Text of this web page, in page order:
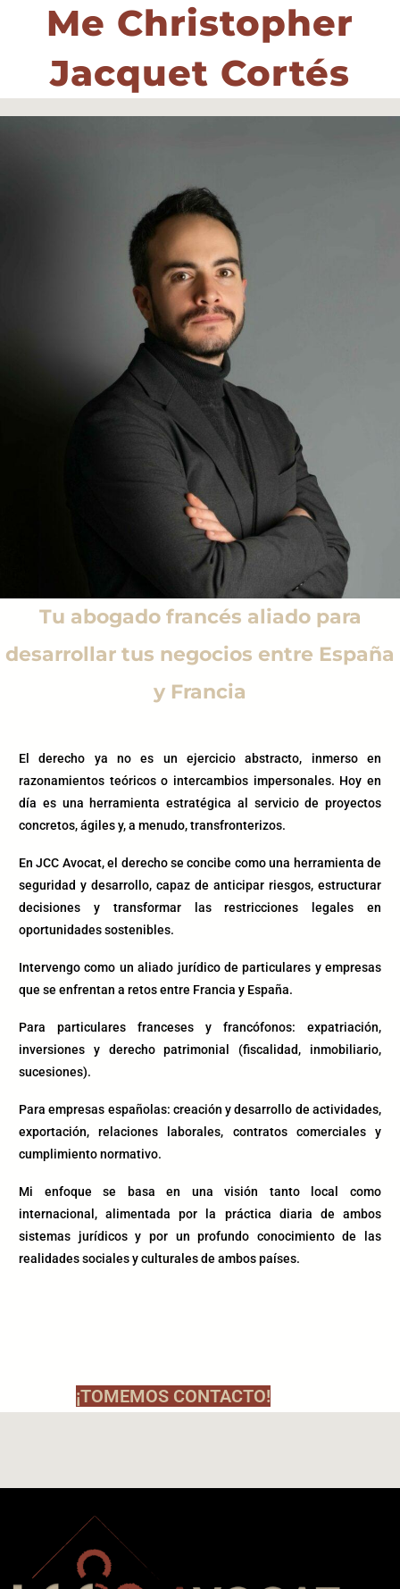
Me Christopher
Jacquet Cortés
Tu abogado francés aliado para
desarrollar tus negocios entre España
y Francia
El derecho ya no es un ejercicio abstracto, inmerso en
razonamientos teóricos o intercambios impersonales. Hoy en
día es una herramienta estratégica al servicio de proyectos
concretos, ágiles y, a menudo, transfronterizos.
En JCC Avocat, el derecho se concibe como una herramienta de
seguridad y desarrollo, capaz de anticipar riesgos, estructurar
decisiones y transformar las restricciones legales en
oportunidades sostenibles.
Intervengo como un aliado jurídico de particulares y empresas
que se enfrentan a retos entre Francia y España.
Para particulares franceses y francófonos: expatriación,
inversiones y derecho patrimonial (fiscalidad, inmobiliario,
sucesiones).
Para empresas españolas: creación y desarrollo de actividades,
exportación, relaciones laborales, contratos comerciales y
cumplimiento normativo.
Mi enfoque se basa en una visión tanto local como
internacional, alimentada por la práctica diaria de ambos
sistemas jurídicos y por un profundo conocimiento de las
realidades sociales y culturales de ambos países.
¡TOMEMOS CONTACTO!